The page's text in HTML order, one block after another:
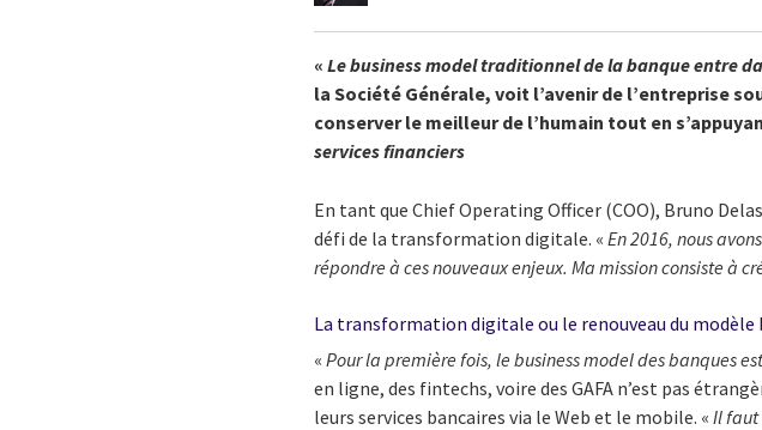
«Le business model traditionnel de la banque entre
la Société Générale, voit l’avenir de l’entreprise
conserver le meilleur de l’humain tout en
services financiers
En tant que Chief Operating Officer (COO), Bruno
défi de la transformation digitale. «En 2016, nous
répondre à ces nouveaux enjeux. Ma mission consiste à
La transformation digitale ou le renouveau du modèle
« Pour la première fois, le business model des banques
en ligne, des fintechs, voire des GAFA n’est pas
leurs services bancaires via le Web et le mobile. «Il faut